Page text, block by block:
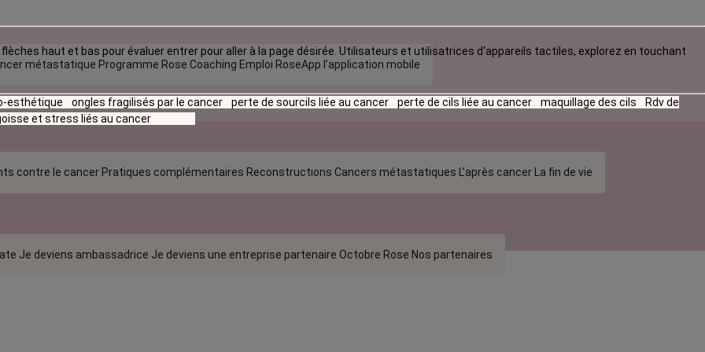
métastatique Programme Rose Coaching Emploi RoseApp l’application mobile
contre le cancer Pratiques complémentaires Reconstructions Cancers métastatiques L’après cancer La fin de vie
Je deviens ambassadrice Je deviens une entreprise partenaire Octobre Rose Nos partenaires
haut et bas pour évaluer entrer pour aller à la page désirée. Utilisateurs et utilisatrices d‘appareils tactiles, explorez en touchant
esthétique ongles fragilisés par le cancer perte de sourcils liée au cancer perte de cils liée au cancer maquillage des cils
Rdv de
et stress liés au cancer